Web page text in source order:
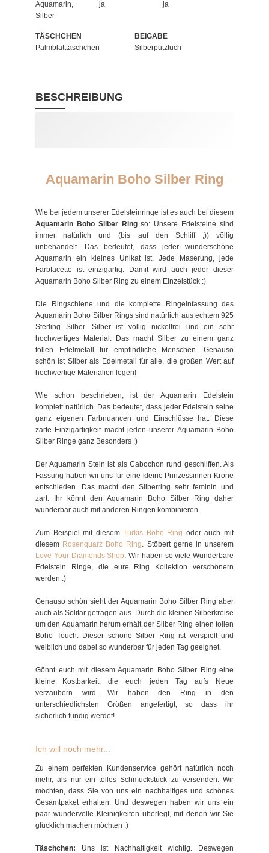
Aquamarin,
Silber
ja
ja
TÄSCHCHEN
Palmblatttäschchen
BEIGABE
Silberputztuch
BESCHREIBUNG
Aquamarin Boho Silber Ring
Wie bei jedem unserer Edelsteinringe ist es auch bei diesem
Aquamarin Boho Silber Ringso: Unsere Edelsteine sind
immer natürlich und (bis auf den Schliff ;)) völlig
unbehandelt. Das bedeutet, dass jeder wunderschöne
Aquamarin ein kleines Unikat ist. Jede Maserung, jede
Farbfacette ist einzigartig. Damit wird auch jeder dieser
Aquamarin Boho Silber Ring zu einem Einzelstück :)
Die Ringschiene und die komplette Ringeinfassung des
Aquamarin Boho Silber Rings sind natürlich aus echtem 925
Sterling Silber. Silber ist völlig nickelfrei und ein sehr
hochwertiges Material. Das macht Silber zu einem ganz
tollen Edelmetall für empfindliche Menschen. Genauso
schön ist Silber als Edelmetall für alle, die großen Wert auf
hochwertige Materialien legen!
Wie schon beschrieben, ist der Aquamarin Edelstein
komplett natürlich. Das bedeutet, dass jeder Edelstein seine
ganz eigenen Farbnuancen und Einschlüsse hat. Diese
zarte Einzigartigkeit macht jeden unserer Aquamarin Boho
Silber Ringe ganz Besonders :)
Der Aquamarin Stein ist als Cabochon rund geschliffen. Als
Fassung haben wir uns für eine kleine Prinzessinnen Krone
entschieden. Das macht den Silberring sehr feminin und
zart. Ihr könnt den Aquamarin Boho Silber Ring daher
wunderbar auch mit anderen Ringen kombinieren.
Zum Beispiel mit diesemTürkis Boho Ring oder auch mit
diesem Rosenquarz Boho Ring. Stöbert gerne in unserem
Love Your Diamonds Shop. Wir haben so viele Wunderbare
Edelstein Ringe, die eure Ring Kollektion verschönern
werden :)
Genauso schön sieht der Aquamarin Boho Silber Ring aber
auch als Solitär getragen aus. Durch die kleinen Silberkreise
um den Aquamarin herum erhält der Silber Ring einen tollen
Boho Touch. Dieser schöne Silber Ring ist verspielt und
weiblich und dabei so wunderbar für jeden Tag geeignet.
Gönnt euch mit diesem Aquamarin Boho Silber Ring eine
kleine Kostbarkeit, die euch jeden Tag aufs Neue
verzaubern wird. Wir haben den Ring in den
unterschiedlichsten Größen angefertigt, so dass ihr
sicherlich fündig werdet!
Ich will noch mehr...
Zu einem perfekten Kundenservice gehört natürlich noch
mehr, als nur ein tolles Schmuckstück zu versenden. Wir
möchten, dass Sie von uns ein nachhaltiges und schönes
Gesamtpaket erhalten. Und deswegen haben wir uns ein
paar wundervolle Kleinigkeiten überlegt, mit denen wir Sie
glücklich machen möchten :)
Täschchen: Uns ist Nachhaltigkeit wichtig. Deswegen